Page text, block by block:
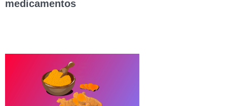
medicamentos